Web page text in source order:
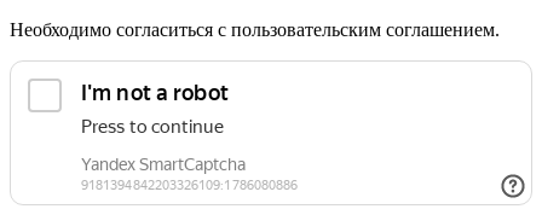
Необходимо согласиться с пользовательским соглашением.